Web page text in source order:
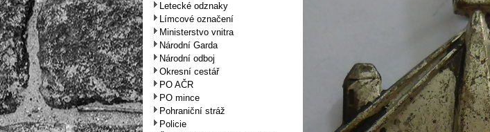
Letecké odznaky
Límcové označení
Ministerstvo vnitra
Národní Garda
Národní odboj
Okresní cestář
PO AČR
PO mince
Pohraniční stráž
Policie